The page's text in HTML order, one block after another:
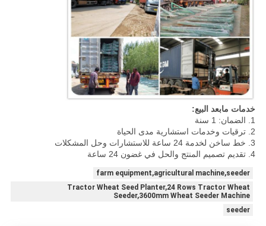
خدمات مابعد البيع:
1. الضمان: 1 سنة
2. ترقيات وخدمات استشارية مدى الحياة
3. خط ساخن لخدمة 24 ساعة للاستشارات وحل المشكلات
4. تقديم تصميم المنتج والحل في غضون 24 ساعة
farm equipment,agricultural machine,seeder
Tractor Wheat Seed Planter,24 Rows Tractor Wheat
Seeder,3600mm Wheat Seeder Machine
seeder